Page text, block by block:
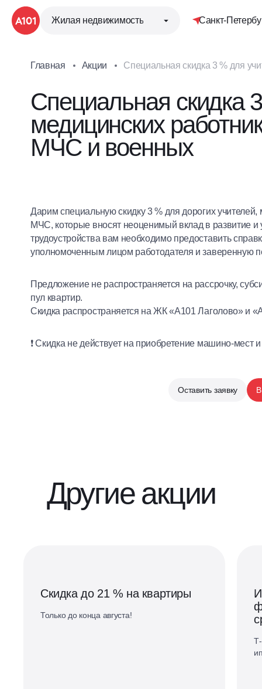
Жилая недвижимость Санкт-
Главная Акции
Специальная скидка 3 % для
Специальная скидка
медицинских
МЧС и военных
Дарим специальную скидку 3 % для дорогих
МЧС, которые вносят неоценимый вклад в развитие
трудоустройства вам необходимо предоставить
уполномоченным лицом работодателя и заверенную
Предложение не распространяется на рассрочку,
пул квартир.
Скидка распространяется на ЖК «А101 Лаголово» и
❗ Скидка не действует на приобретение машино-
Оставить заявку
Другие акции
Скидка до 21 % на квартиры
Только до конца августа!